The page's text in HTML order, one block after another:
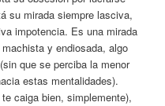
su mirada siempre lasciva,
impotencia. Es una mirada
y endiosada, algo
que se perciba la menor
estas mentalidades).
caiga bien, simplemente),